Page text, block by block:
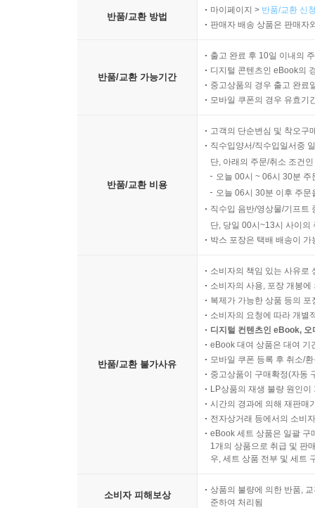
반품/교환 방법
마이페이지 > 반품/교환 신
판매자 배송 상품은 판매자
반품/교환 가능기간
출고 완료 후 10일 이내의
디지털 콘텐츠인 eBook의
중고상품의 경우 출고 완료
모바일 쿠폰의 경우 유효기
반품/교환 비용
고객의 단순변심 및 착오구
직수입양서/직수입일서중
단, 아래의 주문/취소 조건
오늘 00시 ~ 06시 30분
오늘 06시 30분 이후 주
직수입 음반/영상물/기프트
단, 당일 00시~13시 사이의
박스 포장은 택배 배송이
반품/교환 불가사유
소비자의 책임 있는 사유로
소비자의 사용, 포장 개봉
복제가 가능한 상품 등의
소비자의 요청에 따라 개별
디지털 컨텐츠인 eBook,
eBook 대여 상품은 대여 기
모바일 쿠폰 등록 후 취소/
중고상품이 구매확정(자동
LP상품의 재생 불량 원인
시간의 경과에 의해 재판매
전자상거래 등에서의 소비
eBook 세트 상품은 일괄 구
1개의 상품으로 취급 및 판
우, 세트 상품 전부 및 세트
소비자 피해보상
상품의 불량에 의한 반품,
준하여 처리됨